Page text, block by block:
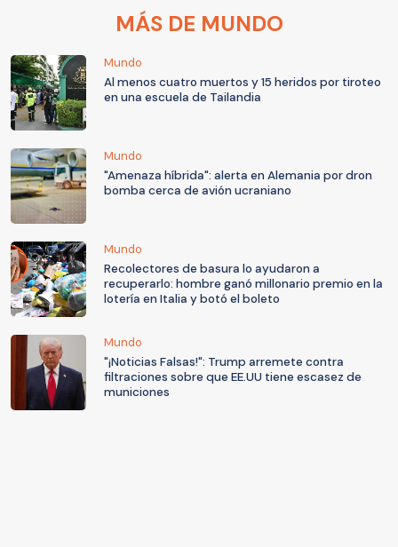
MÁS DE MUNDO
Mundo
Al menos cuatro muertos y 15 heridos por tiroteo
en una escuela de Tailandia
Mundo
"Amenaza híbrida": alerta en Alemania por dron
bomba cerca de avión ucraniano
Mundo
Recolectores de basura lo ayudaron a
recuperarlo: hombre ganó millonario premio en la
lotería en Italia y botó el boleto
Mundo
"¡Noticias Falsas!": Trump arremete contra
filtraciones sobre que EE.UU tiene escasez de
municiones